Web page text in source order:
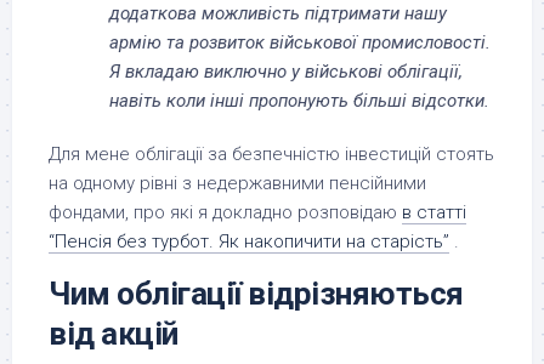
додаткова можливість підтримати нашу
армію та розвиток військової промисловості.
Я вкладаю виключно у військові облігації,
навіть коли інші пропонують більші відсотки.
Для мене облігації за безпечністю інвестицій стоять
на одному рівні з недержавними пенсійними
фондами, про які я докладно розповідаю в статті
“Пенсія без турбот. Як накопичити на старість” .
Чим облігації відрізняються
від акцій